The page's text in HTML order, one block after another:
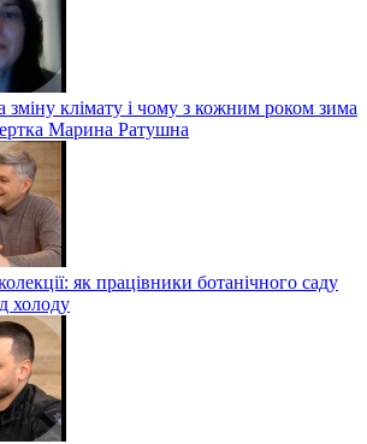
зміну клімату і чому з кожним роком зима
Марина Ратушна
як працівники ботанічного саду
холоду